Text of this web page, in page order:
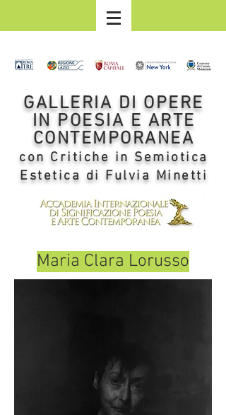
GALLERIA DI OPERE
IN POESIA E ARTE
CONTEMPORANEA
con Critiche in Semiotica
Estetica di Fulvia Minetti
Maria Clara Lorusso